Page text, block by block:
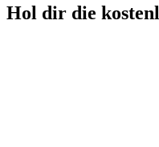
Hol dir die